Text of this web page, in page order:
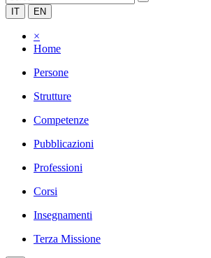
IT EN
×
Home
Persone
Strutture
Competenze
Pubblicazioni
Professioni
Corsi
Insegnamenti
Terza Missione